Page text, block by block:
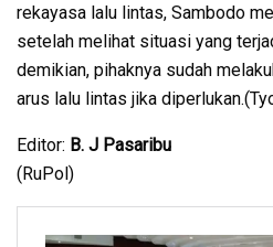
rekayasa lalu lintas, Sambodo
setelah melihat situasi yang
demikian, pihaknya sudah
arus lalu lintas jika
Editor: B. J Pasaribu
(RuPol)